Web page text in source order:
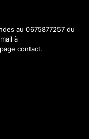
au 0675877257 du
à
contact.